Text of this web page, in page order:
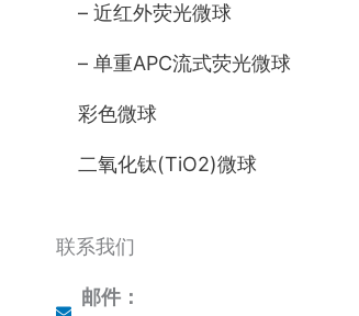
– 近红外荧光微球
– 单重APC流式荧光微球
彩色微球
二氧化钛(TiO2)微球
联系我们
邮件：